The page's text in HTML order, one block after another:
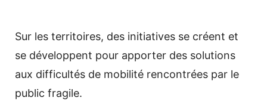
Sur les territoires, des initiatives se créent et
se développent pour apporter des solutions
aux difficultés de mobilité rencontrées par le
public fragile.